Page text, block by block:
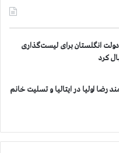
انگلستان برای لیست‌گذاری
کرد
رضا اولیا در ایتالیا و تسلیت خانم